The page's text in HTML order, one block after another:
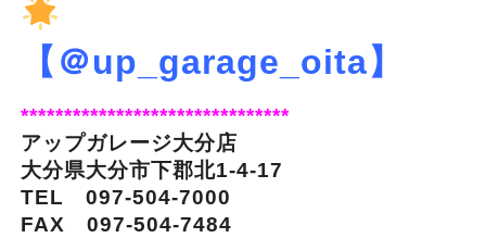
【＠up_garage_oita】
*******************************
アップガレージ大分店
大分県大分市下郡北1-4-17
TEL 097-504-7000
FAX 097-504-7484